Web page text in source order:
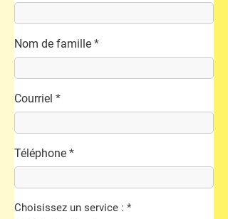
Nom de famille
Courriel
Téléphone
Choisissez un service : *